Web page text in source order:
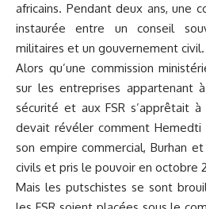
africains. Pendant deux ans, une
instaurée entre un conseil
militaires et un gouvernement civil.
Alors qu’une commission
sur les entreprises appartenant
sécurité et aux FSR s’apprêtait
devait révéler comment
son empire commercial, Burhan
civils et pris le pouvoir en octobre
Mais les putschistes se sont